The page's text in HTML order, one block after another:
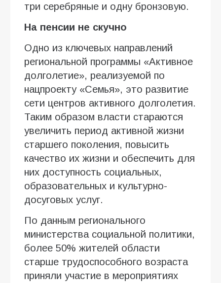
три серебряные и одну бронзовую.
На пенсии не скучно
Одно из ключевых направлений
региональной программы «Активное
долголетие», реализуемой по
нацпроекту «Семья», это развитие
сети центров активного долголетия.
Таким образом власти стараются
увеличить период активной жизни
старшего поколения, повысить
качество их жизни и обеспечить для
них доступность социальных,
образовательных и культурно-
досуговых услуг.
По данным регионального
министерства социальной политики,
более 50% жителей области
старше трудоспособного возраста
приняли участие в мероприятиях